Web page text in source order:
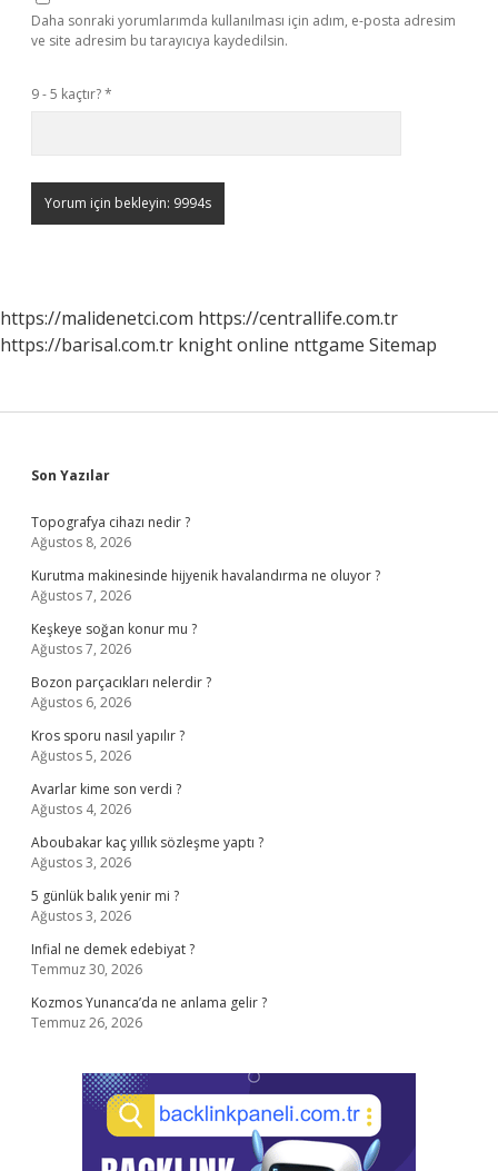
Daha sonraki yorumlarımda kullanılması için adım, e-posta adresim
ve site adresim bu tarayıcıya kaydedilsin.
9 - 5 kaçtır?*
https://malidenetci.com https://centrallife.com.tr
https://barisal.com.tr knight online nttgame Sitemap
Sidebar
Son Yazılar
Topografya cihazı nedir ?
Ağustos 8, 2026
Kurutma makinesinde hijyenik havalandırma ne oluyor ?
Ağustos 7, 2026
Keşkeye soğan konur mu ?
Ağustos 7, 2026
Bozon parçacıkları nelerdir ?
Ağustos 6, 2026
Kros sporu nasıl yapılır ?
Ağustos 5, 2026
Avarlar kime son verdi ?
Ağustos 4, 2026
Aboubakar kaç yıllık sözleşme yaptı ?
Ağustos 3, 2026
5 günlük balık yenir mi ?
Ağustos 3, 2026
Infial ne demek edebiyat ?
Temmuz 30, 2026
Kozmos Yunanca’da ne anlama gelir ?
Temmuz 26, 2026